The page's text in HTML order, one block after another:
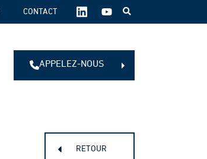
CONTACT
SUIVEZ-
NOUS
APPELEZ-NOUS
RETOUR